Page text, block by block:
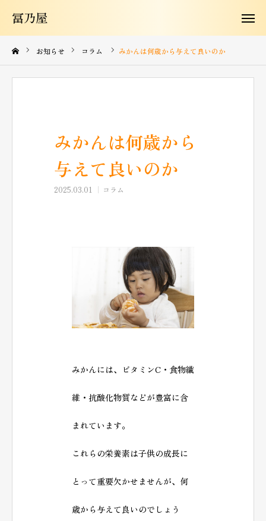
冨乃屋
お知らせ コラム みかんは何歳から与えて良いのか
みかんは何歳から
与えて良いのか
2025.03.01 コラム
みかんには、ビタミンC・食物繊
維・抗酸化物質などが豊富に含
まれています。
これらの栄養素は子供の成長に
とって重要欠かせませんが、何
歳から与えて良いのでしょう
冨乃屋
冨乃屋について
商品紹介
お問い合わせ